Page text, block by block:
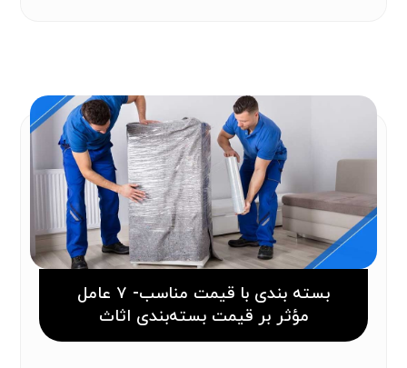
بسته بندی با قیمت مناسب- ۷ عامل
مؤثر بر قیمت بسته‌بندی اثاث